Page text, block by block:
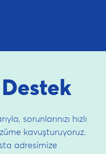
sorunlarınızı hızlı
kavuşturuyoruz.
adresimize